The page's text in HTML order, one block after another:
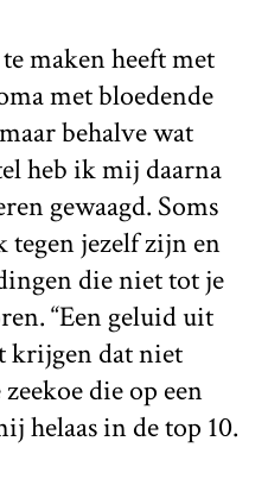
maken heeft met
met bloedende
behalve wat
heb ik mij daarna
gewaagd. Soms
tegen jezelf zijn en
die niet tot je
“Een geluid uit
krijgen dat niet
die op een
helaas in de top 10.